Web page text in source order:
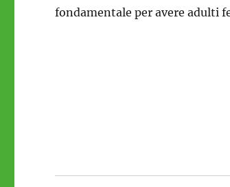
fondamentale per avere adulti